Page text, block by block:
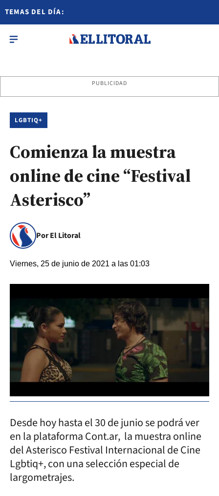
TEMAS DEL DÍA:
PUBLICIDAD
LGBTIQ+
Comienza la muestra
online de cine “Festival
Asterisco”
Por El Litoral
Viernes, 25 de junio de 2021 a las 01:03
Desde hoy hasta el 30 de junio se podrá ver
en la plataforma Cont.ar, la muestra online
del Asterisco Festival Internacional de Cine
Lgbtiq+, con una selección especial de
largometrajes.